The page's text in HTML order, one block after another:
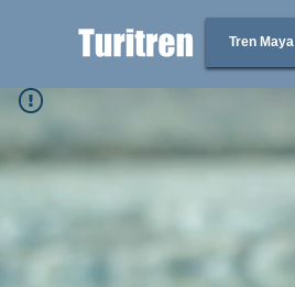
Tren Maya